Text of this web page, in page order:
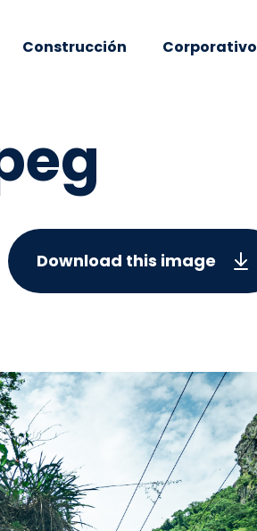
Construcción Corporativo
Download this image